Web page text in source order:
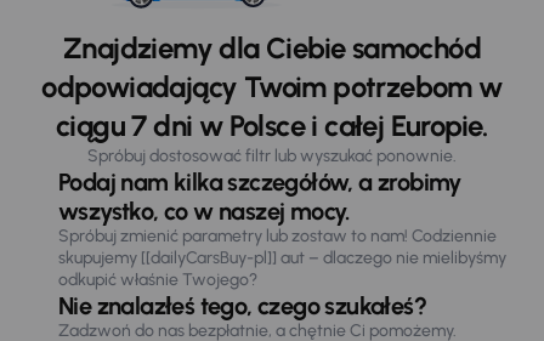
Znajdziemy dla Ciebie samochód
odpowiadający Twoim potrzebom w
ciągu 7 dni w Polsce i całej Europie.
Spróbuj dostosować filtr lub wyszukać ponownie.
Podaj nam kilka szczegółów, a zrobimy
wszystko, co w naszej mocy.
Spróbuj zmienić parametry lub zostaw to nam! Codziennie
skupujemy [[dailyCarsBuy-pl]] aut – dlaczego nie mielibyśmy
odkupić właśnie Twojego?
Nie znalazłeś tego, czego szukałeś?
Zadzwoń do nas bezpłatnie, a chętnie Ci pomożemy.